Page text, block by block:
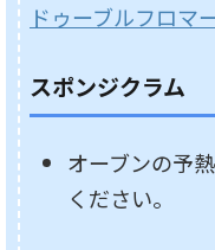
ドゥーブルフロマ
スポンジクラム
オーブンの予
ください。